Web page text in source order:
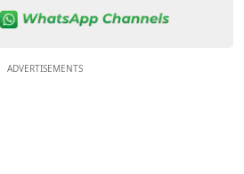
ADVERTISEMENTS